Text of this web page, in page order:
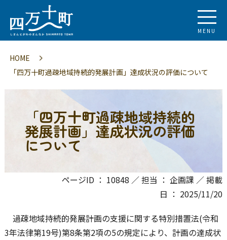
MENU
HOME
「四万十町過疎地域持続的発展計画」達成状況の評価について
「四万十町過疎地域持続的
発展計画」達成状況の評価
について
ページID ： 10848 ／ 担当 ： 企画課 ／ 掲載
日 ： 2025/11/20
過疎地域持続的発展計画の支援に関する特別措置法(令和
3年法律第19号)第8条第2項の5の規定により、計画の達成状